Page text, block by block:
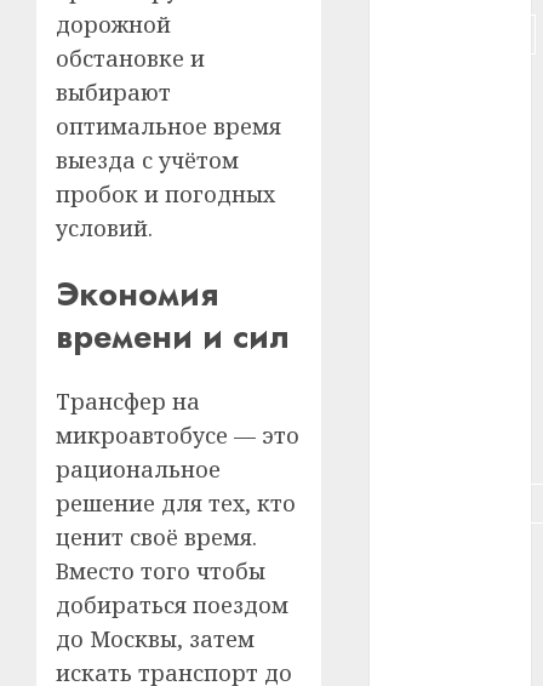
дорожной
обстановке и
выбирают
оптимальное время
выезда с учётом
пробок и погодных
условий.
Экономия
времени и сил
Трансфер на
микроавтобусе — это
рациональное
решение для тех, кто
ценит своё время.
Вместо того чтобы
добираться поездом
до Москвы, затем
искать транспорт до